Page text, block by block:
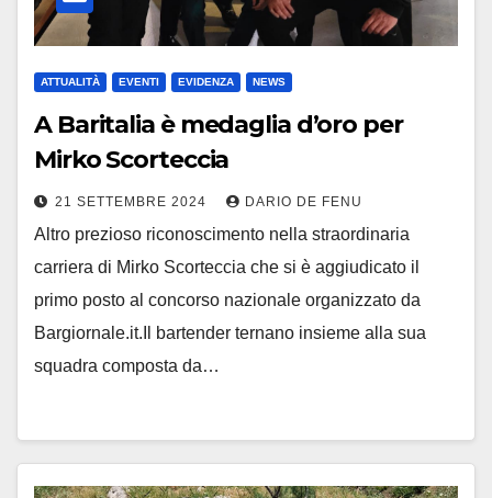
ATTUALITÀ EVENTI EVIDENZA NEWS
A Baritalia è medaglia d’oro per
Mirko Scorteccia
21 SETTEMBRE 2024 DARIO DE FENU
Altro prezioso riconoscimento nella straordinaria
carriera di Mirko Scorteccia che si è aggiudicato il
primo posto al concorso nazionale organizzato da
Bargiornale.it.Il bartender ternano insieme alla sua
squadra composta da…